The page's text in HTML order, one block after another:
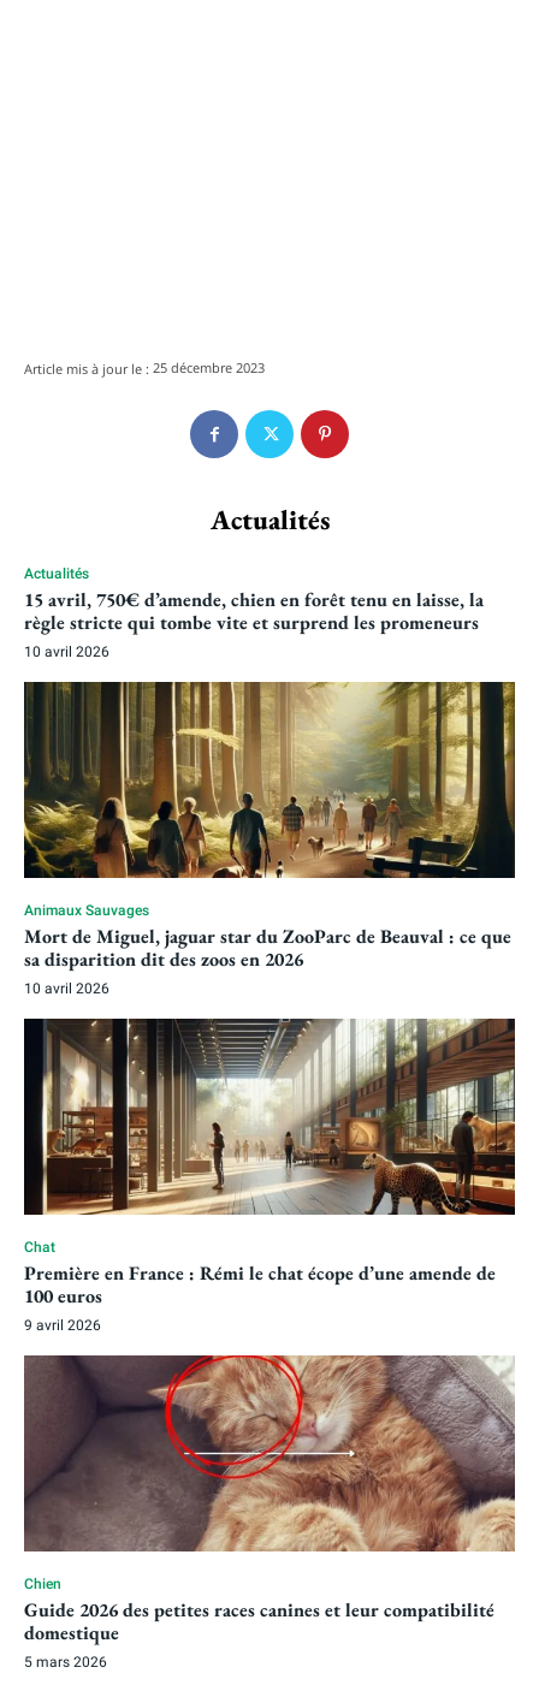
Article mis à jour le : 25 décembre 2023
Actualités
Actualités
15 avril, 750€ d’amende, chien en forêt tenu en laisse, la
règle stricte qui tombe vite et surprend les promeneurs
10 avril 2026
Animaux Sauvages
Mort de Miguel, jaguar star du ZooParc de Beauval : ce que
sa disparition dit des zoos en 2026
10 avril 2026
Chat
Première en France : Rémi le chat écope d’une amende de
100 euros
9 avril 2026
Chien
Guide 2026 des petites races canines et leur compatibilité
domestique
5 mars 2026